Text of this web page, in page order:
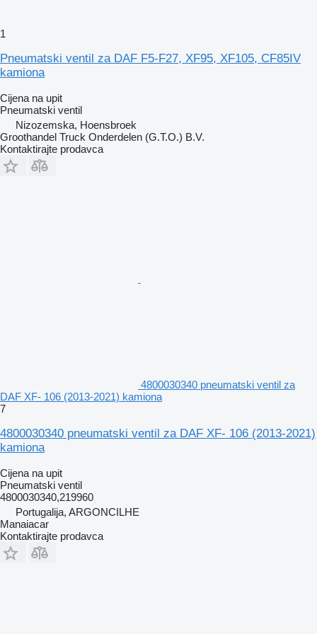
1
Pneumatski ventil za DAF F5-F27, XF95, XF105, CF85IV
kamiona
Cijena na upit
Pneumatski ventil
Nizozemska, Hoensbroek
Groothandel Truck Onderdelen (G.T.O.) B.V.
Kontaktirajte prodavca
4800030340 pneumatski ventil za
DAF XF- 106 (2013-2021) kamiona
7
4800030340 pneumatski ventil za DAF XF- 106 (2013-2021)
kamiona
Cijena na upit
Pneumatski ventil
4800030340,219960
Portugalija, ARGONCILHE
Manaiacar
Kontaktirajte prodavca